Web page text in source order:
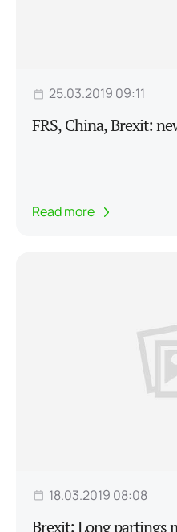
25.03.2019 09:11
FRS, China, Brexit:
Read more
18.03.2019 08:08
Brexit: Long partings